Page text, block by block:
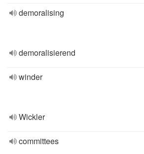
demoralising
demoralisierend
winder
Wickler
committees